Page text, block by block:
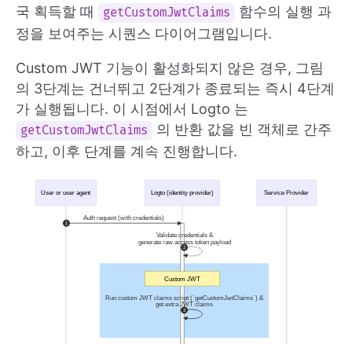
국 획득할 때
getCustomJwtClaims
함수의 실행 과
정을 보여주는 시퀀스 다이어그램입니다.
Custom JWT 기능이 활성화되지 않은 경우, 그림
의 3단계는 건너뛰고 2단계가 종료되는 즉시 4단계
가 실행됩니다. 이 시점에서 Logto 는
getCustomJwtClaims
의 반환 값을 빈 객체로 간주
하고, 이후 단계를 계속 진행합니다.